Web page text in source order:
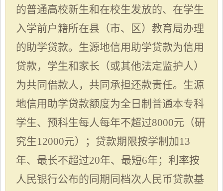
的普通高校新生和在校生发放的、在学生
入学前户籍所在县（市、区）教育局办理
的助学贷款。生源地信用助学贷款为信用
贷款，学生和家长（或其他法定监护人）
为共同借款人，共同承担还款责任。生源
地信用助学贷款额度为全日制普通本专科
学生、预科生每人每年不超过8000元（研
究生12000元）；贷款期限按学制加13
年、最长不超过20年、最短6年；利率按
人民银行公布的同期同档次人民币贷款基